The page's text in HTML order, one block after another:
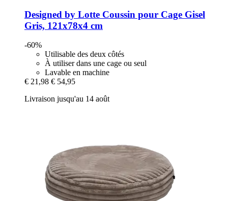
Designed by Lotte Coussin pour Cage Gisel
Gris, 121x78x4 cm
-60%
Utilisable des deux côtés
À utiliser dans une cage ou seul
Lavable en machine
€ 21,98 € 54,95
Livraison jusqu'au 14 août